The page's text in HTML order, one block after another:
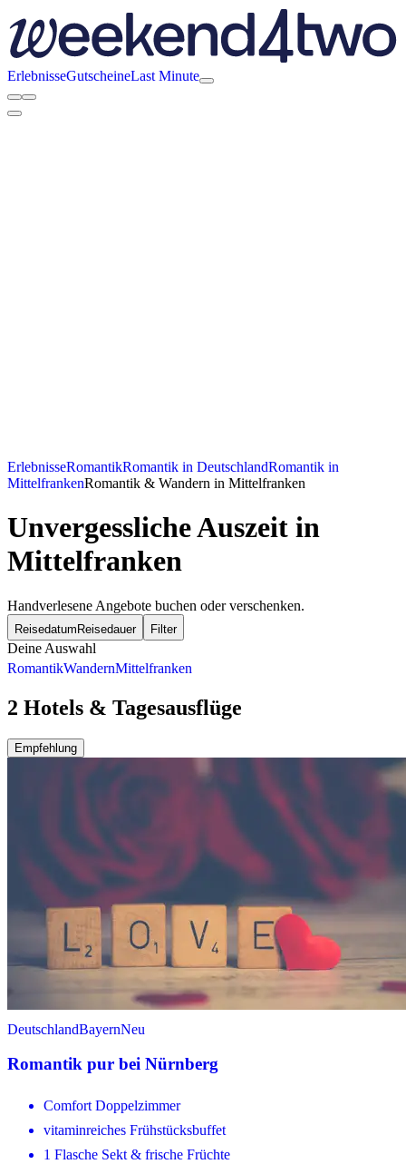
ErlebnisseGutscheineLast Minute
ErlebnisseRomantikRomantik in DeutschlandRomantik in
MittelfrankenRomantik & Wandern in Mittelfranken
Unvergessliche Auszeit in
Mittelfranken
Handverlesene Angebote buchen oder verschenken.
Reisedatum Reisedauer Filter
Deine Auswahl
RomantikWandernMittelfranken
2 Hotels & Tagesausflüge
Empfehlung
DeutschlandBayernNeu
Romantik pur bei Nürnberg
Comfort Doppelzimmer
vitaminreiches Frühstücksbuffet
1 Flasche Sekt & frische Früchte